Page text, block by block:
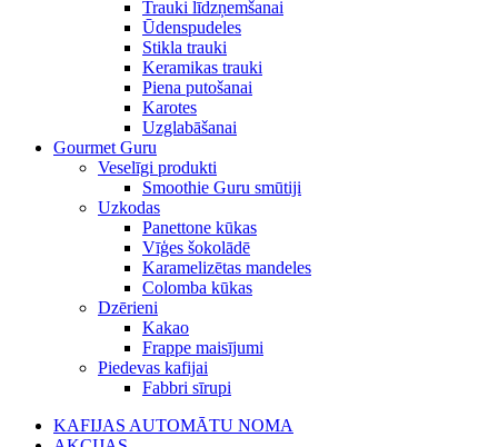
Trauki līdzņemšanai
Ūdenspudeles
Stikla trauki
Keramikas trauki
Piena putošanai
Karotes
Uzglabāšanai
Gourmet Guru
Veselīgi produkti
Smoothie Guru smūtiji
Uzkodas
Panettone kūkas
Vīģes šokolādē
Karamelizētas mandeles
Colomba kūkas
Dzērieni
Kakao
Frappe maisījumi
Piedevas kafijai
Fabbri sīrupi
KAFIJAS AUTOMĀTU NOMA